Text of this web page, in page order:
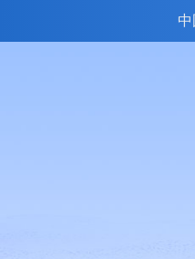
中